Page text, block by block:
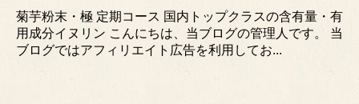
菊芋粉末・極 定期コース 国内トップクラスの含有量・有
用成分イヌリン こんにちは、当ブログの管理人です。 当
ブログではアフィリエイト広告を利用してお...